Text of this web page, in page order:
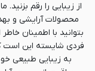
از زیبایی را رقم
محصولات آرایشی و
بتوانید با اطمینان
فردی شایسته این است
به زیبایی طبیعی